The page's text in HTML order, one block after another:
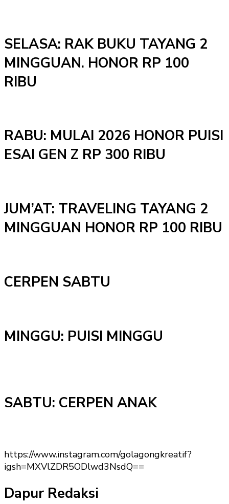
SELASA: RAK BUKU TAYANG 2
MINGGUAN. HONOR RP 100
RIBU
RABU: MULAI 2026 HONOR PUISI
ESAI GEN Z RP 300 RIBU
JUM’AT: TRAVELING TAYANG 2
MINGGUAN HONOR RP 100 RIBU
CERPEN SABTU
MINGGU: PUISI MINGGU
SABTU: CERPEN ANAK
https://www.instagram.com/golagongkreatif?
igsh=MXVlZDR5ODlwd3NsdQ==
Dapur Redaksi